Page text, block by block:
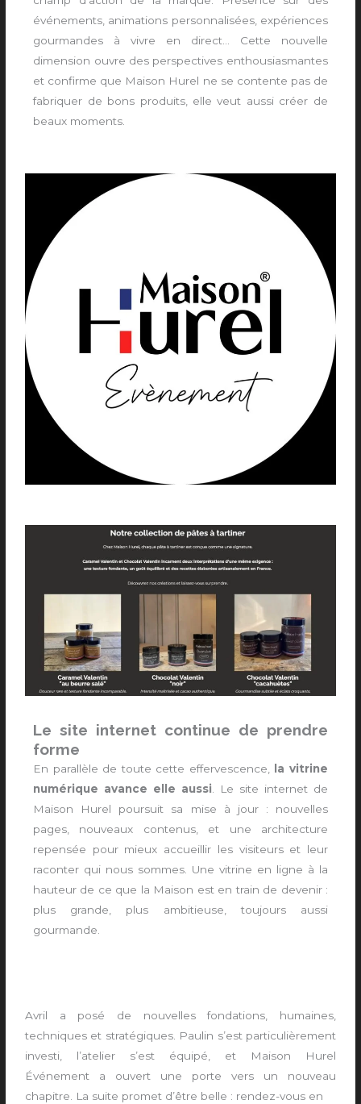
événements, animations personnalisées, expériences
gourmandes à vivre en direct… Cette nouvelle
dimension ouvre des perspectives enthousiasmantes
et confirme que Maison Hurel ne se contente pas de
fabriquer de bons produits, elle veut aussi créer de
beaux moments.
Le site internet continue de prendre
forme
En parallèle de toute cette effervescence, la vitrine
numérique avance elle aussi . Le site internet de
Maison Hurel poursuit sa mise à jour : nouvelles
pages, nouveaux contenus, et une architecture
repensée pour mieux accueillir les visiteurs et leur
raconter qui nous sommes. Une vitrine en ligne à la
hauteur de ce que la Maison est en train de devenir :
plus grande, plus ambitieuse, toujours aussi
gourmande.
Avril a posé de nouvelles fondations, humaines,
techniques et stratégiques. Paulin s’est particulièrement
investi, l’atelier s’est équipé, et Maison Hurel
Événement a ouvert une porte vers un nouveau
chapitre. La suite promet d’être belle : rendez-vous en